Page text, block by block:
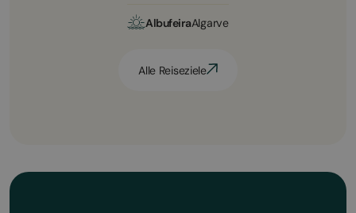
AlbufeiraAlgarve
Alle Reiseziele